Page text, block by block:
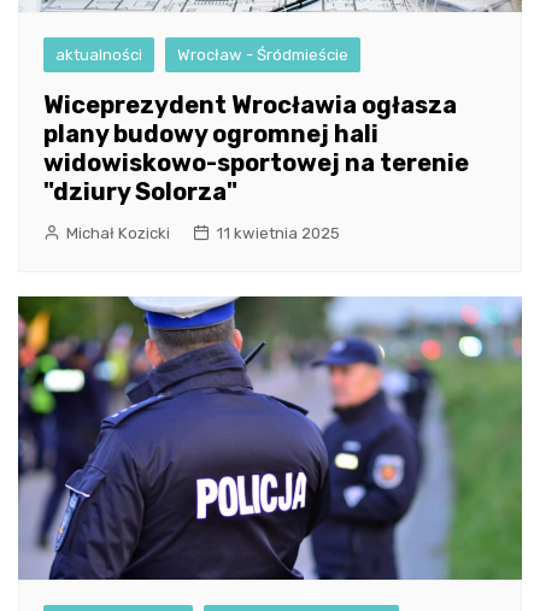
aktualności Wrocław - Śródmieście
Wiceprezydent Wrocławia ogłasza
plany budowy ogromnej hali
widowiskowo-sportowej na terenie
"dziury Solorza"
Michał Kozicki 11 kwietnia 2025